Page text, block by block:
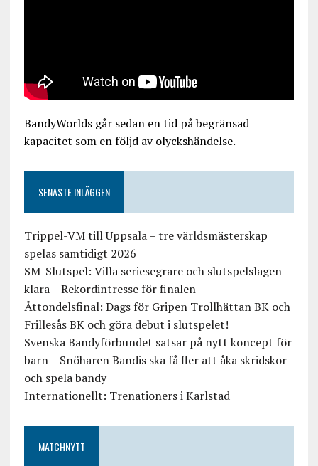
BandyWorlds går sedan en tid på begränsad
kapacitet som en följd av olyckshändelse.
SENASTE INLÄGGEN
Trippel-VM till Uppsala – tre världsmästerskap
spelas samtidigt 2026
SM-Slutspel: Villa seriesegrare och slutspelslagen
klara – Rekordintresse för finalen
Åttondelsfinal: Dags för Gripen Trollhättan BK och
Frillesås BK och göra debut i slutspelet!
Svenska Bandyförbundet satsar på nytt koncept för
barn – Snöharen Bandis ska få fler att åka skridskor
och spela bandy
Internationellt: Trenationers i Karlstad
MATCHNYTT